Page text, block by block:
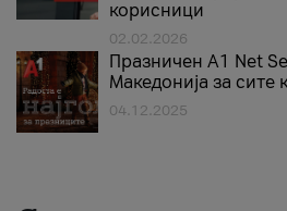
корисници
02.02.2026
Празничен A1 Net
Македонија за сите
04.12.2025